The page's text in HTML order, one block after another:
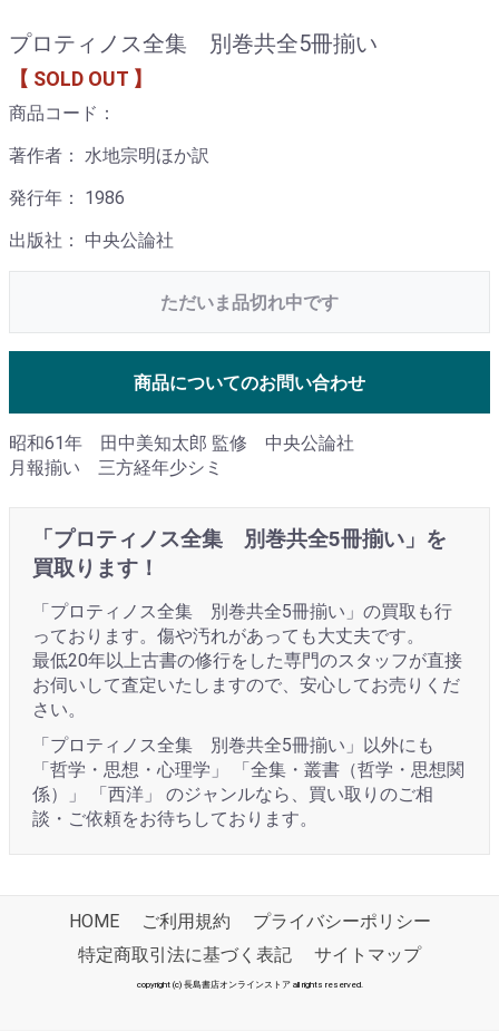
プロティノス全集 別巻共全5冊揃い
【 SOLD OUT 】
商品コード：
著作者： 水地宗明ほか訳
発行年： 1986
出版社： 中央公論社
ただいま品切れ中です
商品についてのお問い合わせ
昭和61年 田中美知太郎 監修 中央公論社
月報揃い 三方経年少シミ
「プロティノス全集 別巻共全5冊揃い」を
買取ります！
「プロティノス全集 別巻共全5冊揃い」の買取も行
っております。傷や汚れがあっても大丈夫です。
最低20年以上古書の修行をした専門のスタッフが直接
お伺いして査定いたしますので、安心してお売りくだ
さい。
「プロティノス全集 別巻共全5冊揃い」以外にも
「哲学・思想・心理学」 「全集・叢書（哲学・思想関
係）」 「西洋」 のジャンルなら、買い取りのご相
談・ご依頼をお待ちしております。
HOME ご利用規約
プライバシーポリシー
特定商取引法に基づく表記
サイトマップ
copyright (c) 長島書店オンラインストア all rights reserved.